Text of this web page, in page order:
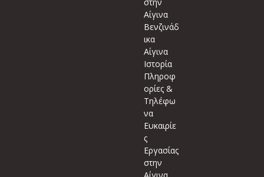
Αίγινα
Βενζινάδ
ικα
Αίγινα
Ιστορία
Πληροφ
ορίες &
Τηλέφω
να
Ευκαιρίε
ς
Εργασίας
στην